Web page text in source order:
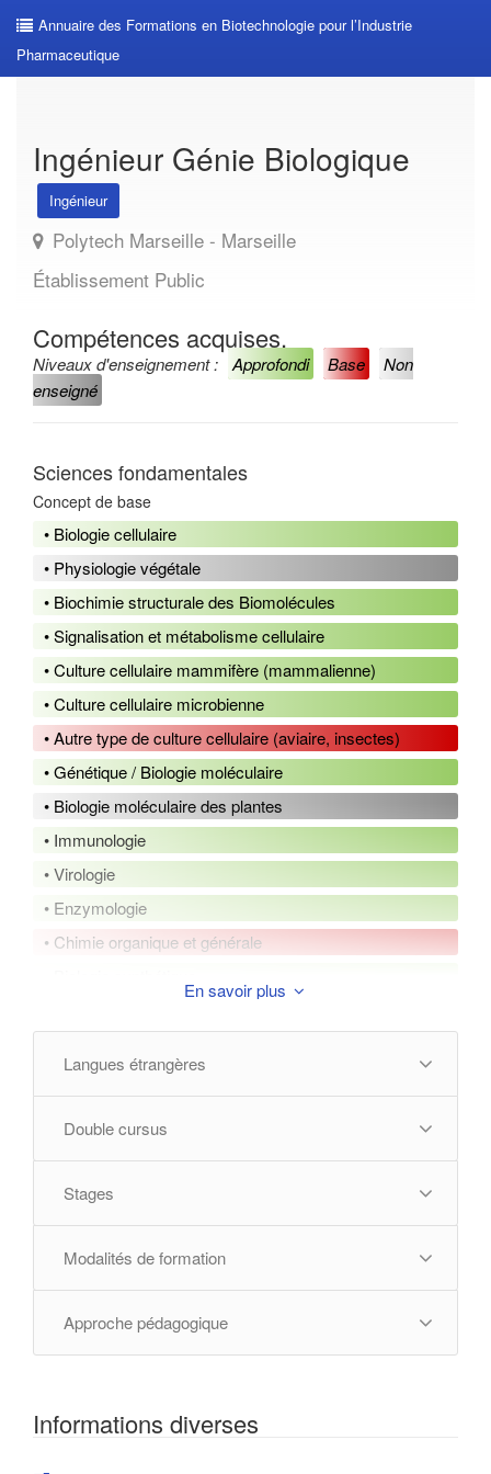
Annuaire des Formations en Biotechnologie pour l’Industrie
Pharmaceutique
Ingénieur Génie Biologique
Ingénieur
Polytech Marseille - Marseille
Établissement Public
Compétences acquises.
Niveaux d'enseignement : Approfondi Base
Non
enseigné
Sciences fondamentales
Concept de base
• Biologie cellulaire
• Physiologie végétale
• Biochimie structurale des Biomolécules
• Signalisation et métabolisme cellulaire
• Culture cellulaire mammifère (mammalienne)
• Culture cellulaire microbienne
• Autre type de culture cellulaire (aviaire, insectes)
• Génétique / Biologie moléculaire
• Biologie moléculaire des plantes
• Immunologie
• Virologie
• Enzymologie
• Chimie organique et générale
Techniques analytiques
• Méthodes structurales
• Méthodes de Séquençage
• Production de phages thérapeutiques
En savoir plus
Langues étrangères
Double cursus
Stages
Modalités de formation
Approche pédagogique
Informations diverses